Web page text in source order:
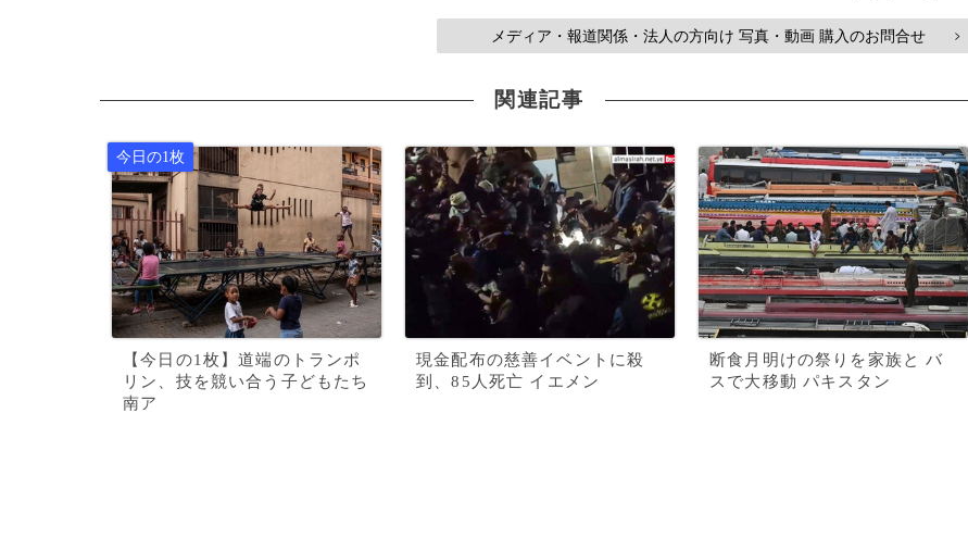
メディア・報道関係・法人の方向け 写真・動画 購入のお問合せ >
関連記事
【今日の1枚】道端のトランポ
リン、技を競い合う子どもたち
南ア
現金配布の慈善イベントに殺
到、85人死亡 イエメン
断食月明けの祭りを家族と バ
スで大移動 パキスタン